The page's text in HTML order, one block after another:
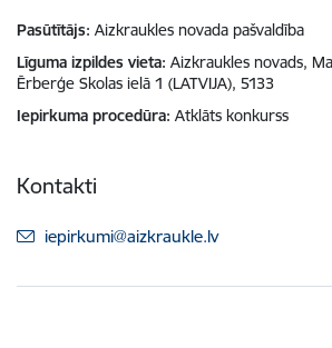
Pasūtītājs Aizkraukles novada pašvaldība
Līguma izpildes vieta Aizkraukles novads,
Ērberģe Skolas ielā 1 (LATVIJA), 5133
Iepirkuma procedūra Atklāts konkurss
Kontakti
E-pasts:
iepirkumi@aizkraukle.lv